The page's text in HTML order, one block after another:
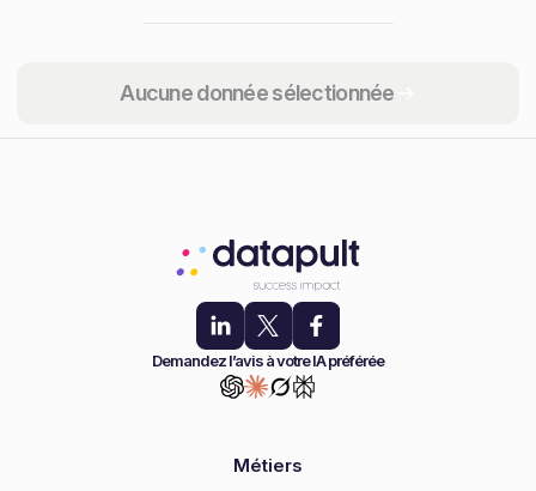
Aucune donnée sélectionnée
Partager
Demandez l’avis à votre IA préférée
Métiers